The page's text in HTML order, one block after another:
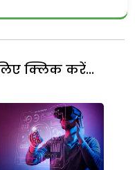
क्लिक करें...